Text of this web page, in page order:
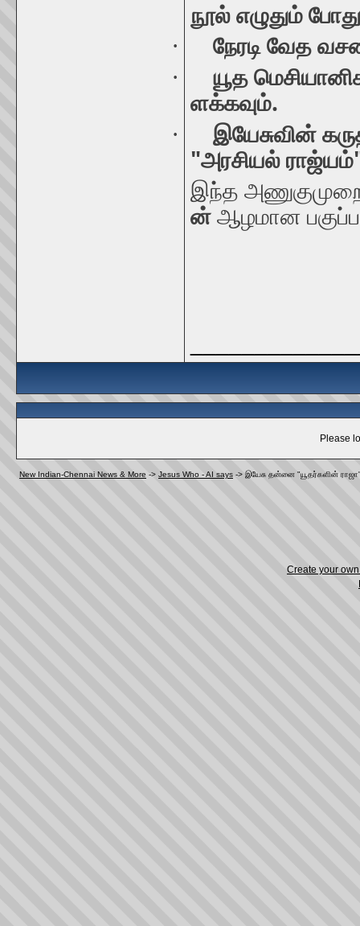
நூல் எழுதும் போது
· நேரடி வேத
· யூத
ளக்கவும்.
· இயேசுவின்
"அரசியல் ராஜ்யம்
இந்த
ன் ஆழமான
Please
New Indian-Chennai News & More -> Jesus Who - AI says -> இயேசு தன்னை "யூதர்களின்
Create your